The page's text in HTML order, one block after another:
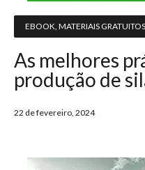
EBOOK MATERIAIS GRATUITOS
As melhores
produção de
22 de fevereiro, 2024